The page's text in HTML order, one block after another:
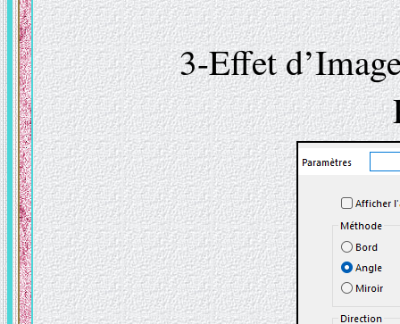
3-Effet